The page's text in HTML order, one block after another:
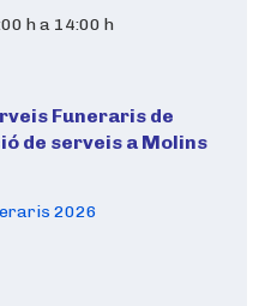
h a 14:00 h
Funeraris de
de serveis a Molins
2026